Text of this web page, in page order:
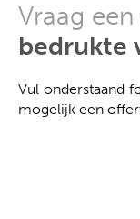
Vraag
bedrukte
Vul onderstaand
mogelijk een